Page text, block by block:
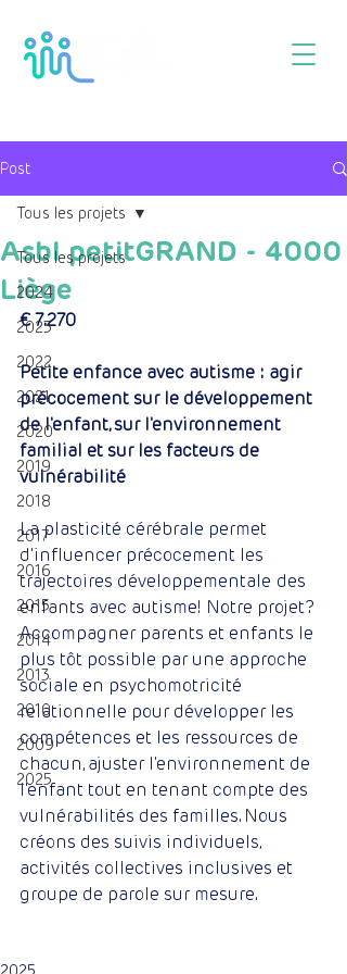
Post
Tous les projets
2024
2023
2022
2021
2020
2019
2018
2017
2016
2015
2014
2013
2010
2009
2025
Tous les projets
Asbl petitGRAND - 4000
Liège
€ 7.270
Petite enfance avec autisme : agir
précocement sur le développement
de l'enfant, sur l'environnement
familial et sur les facteurs de
vulnérabilité
La plasticité cérébrale permet
d'influencer précocement les
trajectoires développementale des
enfants avec autisme! Notre projet?
Accompagner parents et enfants le
plus tôt possible par une approche
sociale en psychomotricité
relationnelle pour développer les
compétences et les ressources de
chacun, ajuster l'environnement de
l'enfant tout en tenant compte des
vulnérabilités des familles. Nous
créons des suivis individuels,
activités collectives inclusives et
groupe de parole sur mesure.